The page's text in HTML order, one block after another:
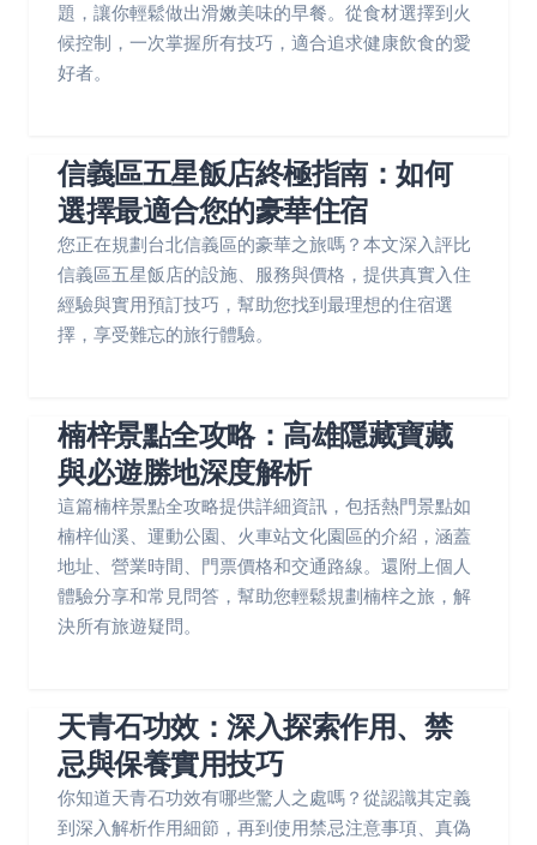
題，讓你輕鬆做出滑嫩美味的早餐。從食材選擇到火
候控制，一次掌握所有技巧，適合追求健康飲食的愛
好者。
信義區五星飯店終極指南：如何
選擇最適合您的豪華住宿
您正在規劃台北信義區的豪華之旅嗎？本文深入評比
信義區五星飯店的設施、服務與價格，提供真實入住
經驗與實用預訂技巧，幫助您找到最理想的住宿選
擇，享受難忘的旅行體驗。
楠梓景點全攻略：高雄隱藏寶藏
與必遊勝地深度解析
這篇楠梓景點全攻略提供詳細資訊，包括熱門景點如
楠梓仙溪、運動公園、火車站文化園區的介紹，涵蓋
地址、營業時間、門票價格和交通路線。還附上個人
體驗分享和常見問答，幫助您輕鬆規劃楠梓之旅，解
決所有旅遊疑問。
天青石功效：深入探索作用、禁
忌與保養實用技巧
你知道天青石功效有哪些驚人之處嗎？從認識其定義
到深入解析作用細節，再到使用禁忌注意事項、真偽